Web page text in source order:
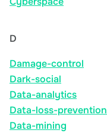
D
Damage-control
Dark-social
Data-analytics
Data-loss-prevention
Data-mining